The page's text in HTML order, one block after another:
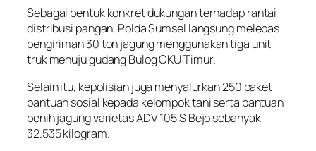
Sebagai bentuk konkret dukungan terhadap rantai
distribusi pangan, Polda Sumsel langsung melepas
pengiriman 30 ton jagung menggunakan tiga unit
truk menuju gudang Bulog OKU Timur.
Selain itu, kepolisian juga menyalurkan 250 paket
bantuan sosial kepada kelompok tani serta bantuan
benih jagung varietas ADV 105 S Bejo sebanyak
32.535 kilogram.